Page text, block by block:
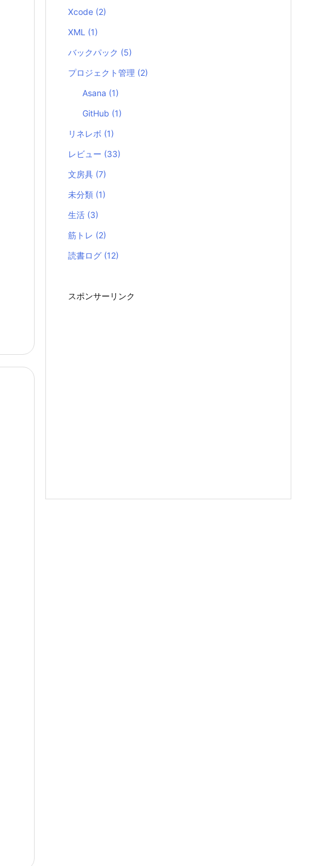
Xcode (2)
XML (1)
バックパック (5)
プロジェクト管理 (2)
Asana (1)
GitHub (1)
リネレボ (1)
レビュー (33)
文房具 (7)
未分類 (1)
生活 (3)
筋トレ (2)
読書ログ (12)
スポンサーリンク